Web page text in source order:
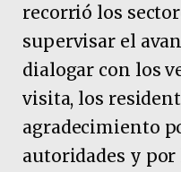
recorrió los
supervisar el
dialogar con los
visita, los
agradecimiento
autoridades y por